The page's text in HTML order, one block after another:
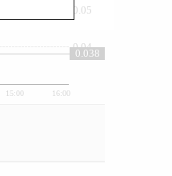
15:00 16:00
0.04
0.05
0.038